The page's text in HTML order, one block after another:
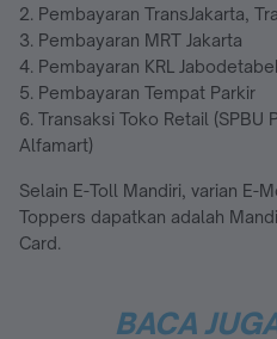
2. Pembayaran TransJakarta,
3. Pembayaran MRT Jakarta
4. Pembayaran KRL
5. Pembayaran Tempat Parkir
6. Transaksi Toko Retail (SPBU
Alfamart)
Selain E-Toll Mandiri, varian E-
Toppers dapatkan adalah
Card.
BACA